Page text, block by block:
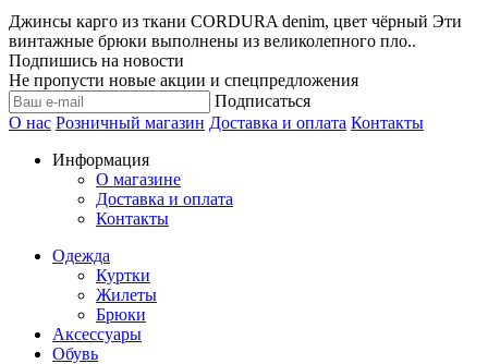
Джинсы карго из ткани CORDURA denim, цвет чёрный Эти
винтажные брюки выполнены из великолепного пло..
Подпишись на новости
Не пропусти новые акции и спецпредложения
Подписаться
О нас Розничный магазин Доставка и оплата Контакты
Информация
О магазине
Доставка и оплата
Контакты
Одежда
Куртки
Жилеты
Брюки
Аксессуары
Обувь